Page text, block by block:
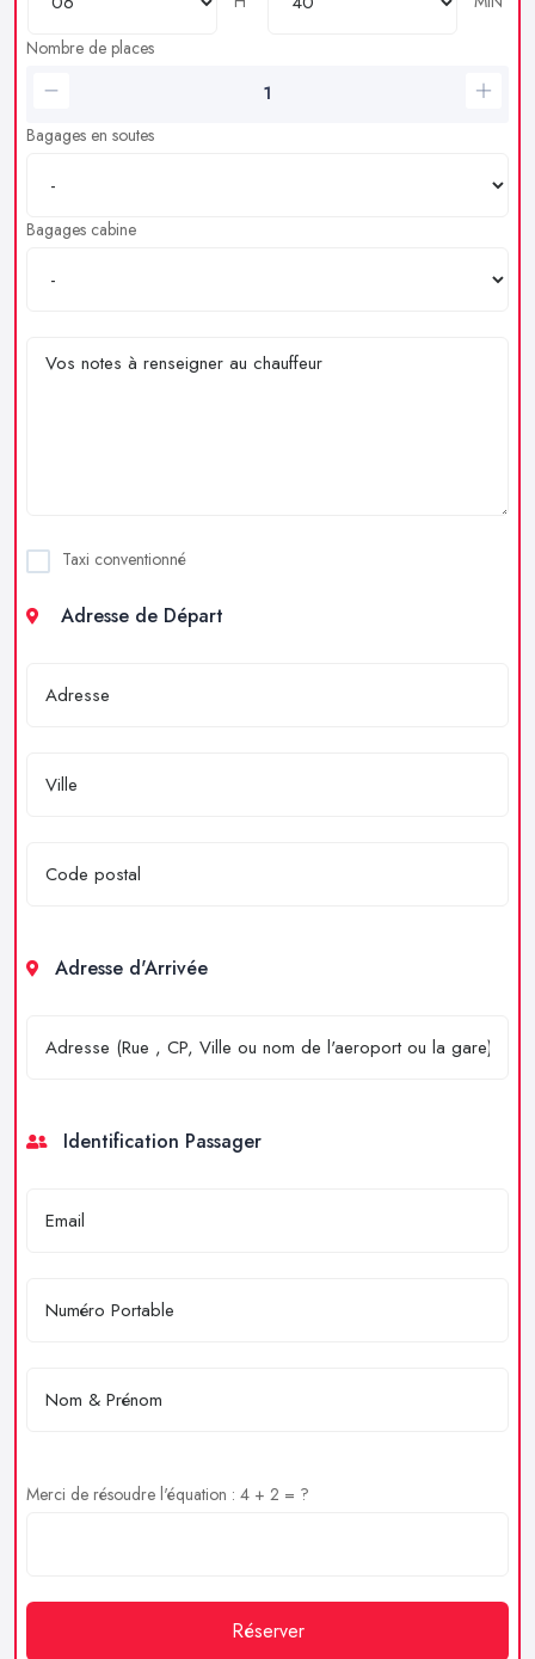
Nombre de places
Bagages en soutes
Bagages cabine
Taxi conventionné
Adresse de Départ
Adresse d'Arrivée
Identification Passager
Merci de résoudre l'équation : 4 + 2 = ?
Réserver